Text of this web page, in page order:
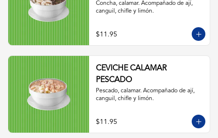
Concha, calamar. Acompañado de ají,
canguil, chifle y limón.
$11.95
CEVICHE CALAMAR
PESCADO
Pescado, calamar. Acompañado de ají,
canguil, chifle y limón.
$11.95